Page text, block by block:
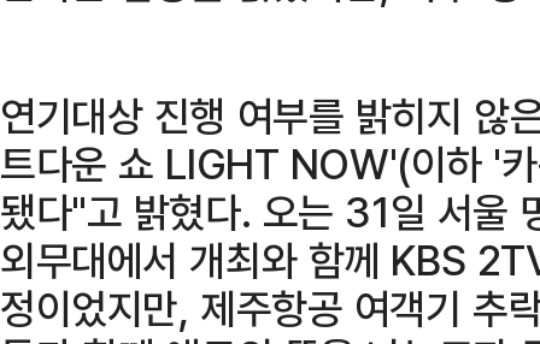
연기대상 진행 여부를 밝히지
트다운 쇼 LIGHT NOW'(이하 '
됐다"고 밝혔다. 오는 31일 서울
외무대에서 개최와 함께 KBS
정이었지만, 제주항공 여객기 추